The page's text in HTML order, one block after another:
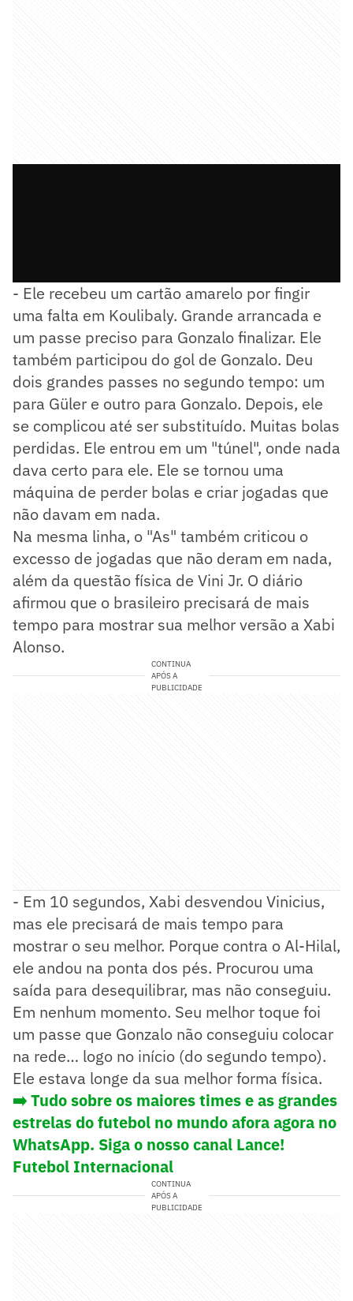
- Ele recebeu um cartão amarelo por fingir
uma falta em Koulibaly. Grande arrancada e
um passe preciso para Gonzalo finalizar. Ele
também participou do gol de Gonzalo. Deu
dois grandes passes no segundo tempo: um
para Güler e outro para Gonzalo. Depois, ele
se complicou até ser substituído. Muitas bolas
perdidas. Ele entrou em um "túnel", onde nada
dava certo para ele. Ele se tornou uma
máquina de perder bolas e criar jogadas que
não davam em nada.
Na mesma linha, o "As" também criticou o
excesso de jogadas que não deram em nada,
além da questão física de Vini Jr. O diário
afirmou que o brasileiro precisará de mais
tempo para mostrar sua melhor versão a Xabi
Alonso.
CONTINUA
APÓS A
PUBLICIDADE
- Em 10 segundos, Xabi desvendou Vinicius,
mas ele precisará de mais tempo para
mostrar o seu melhor. Porque contra o Al-Hilal,
ele andou na ponta dos pés. Procurou uma
saída para desequilibrar, mas não conseguiu.
Em nenhum momento. Seu melhor toque foi
um passe que Gonzalo não conseguiu colocar
na rede… logo no início (do segundo tempo).
Ele estava longe da sua melhor forma física.
➡️ Tudo sobre os maiores times e as grandes
estrelas do futebol no mundo afora agora no
WhatsApp. Siga o nosso canal Lance!
Futebol Internacional
CONTINUA
APÓS A
PUBLICIDADE